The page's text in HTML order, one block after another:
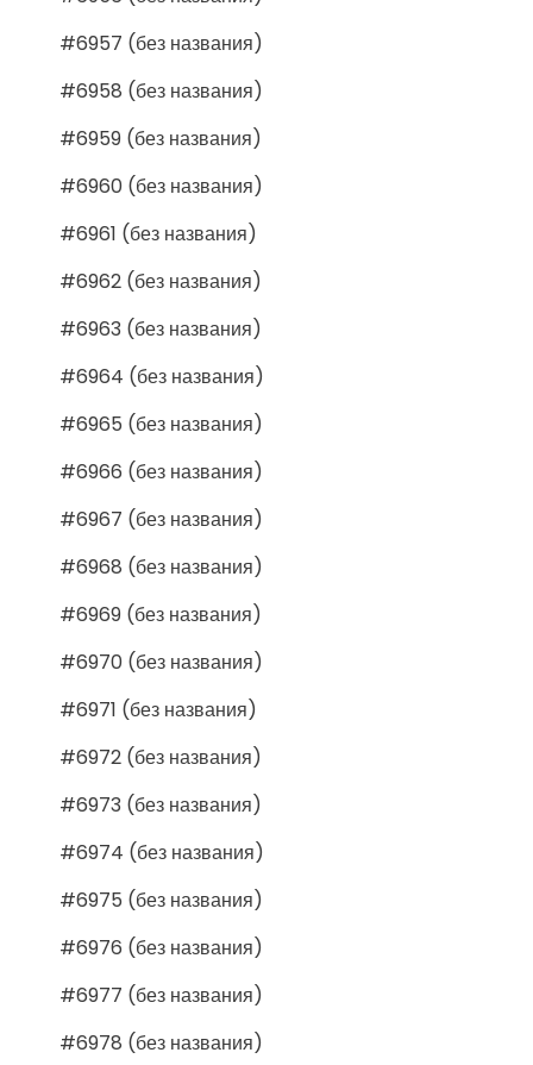
#6957 (без названия)
#6958 (без названия)
#6959 (без названия)
#6960 (без названия)
#6961 (без названия)
#6962 (без названия)
#6963 (без названия)
#6964 (без названия)
#6965 (без названия)
#6966 (без названия)
#6967 (без названия)
#6968 (без названия)
#6969 (без названия)
#6970 (без названия)
#6971 (без названия)
#6972 (без названия)
#6973 (без названия)
#6974 (без названия)
#6975 (без названия)
#6976 (без названия)
#6977 (без названия)
#6978 (без названия)